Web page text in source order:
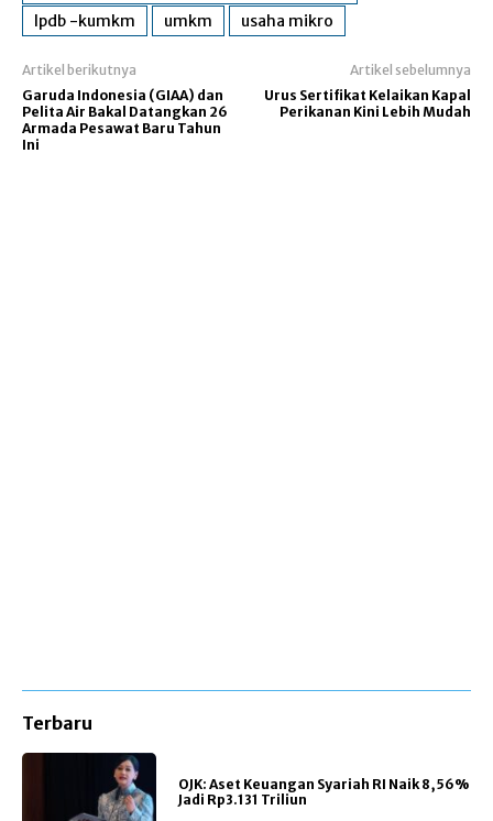
lpdb -kumkm
umkm usaha mikro
Artikel berikutnya
Garuda Indonesia (GIAA) dan
Pelita Air Bakal Datangkan 26
Armada Pesawat Baru Tahun
Ini
Artikel sebelumnya
Urus Sertifikat Kelaikan Kapal
Perikanan Kini Lebih Mudah
Terbaru
OJK: Aset Keuangan Syariah RI Naik 8,56%
Jadi Rp3.131 Triliun